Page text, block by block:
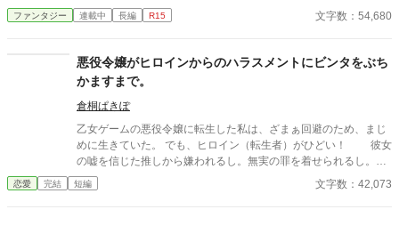
年の婚約者であった王太子のこの言葉に気を失った公爵令嬢・ロ
ザリンダ。 だが、次に目覚めた時のロザリンダの魂は別人だっ
識がショックのあまり永遠の眠りについてしまったことを知り、
「なぜロザリンダはこんなに努力してるのに周りはクズばっかり
なの？まかせてロザリンダ！きっちりお返ししてあげるから
ね！」 ＊思いつきでプロットなしで書き始めましたが結末は決め
ています。暗い展開の話を書いているとメンタルにもろに影響し
て生活に支障が出ることに気付きました。定期的に強気主人公を
暴れさせないと（？）書き続けるのは不可能なようなのでメンタ
ル状態に合わせて書けるものから書いていくことにします、ご了
承下さいm(_ _)m
ファンタジー 連載中 長編 R15 文字数：54,680
悪役令嬢がヒロインからのハラスメントにビンタをぶち
かますまで。
倉桐ぱきぽ
乙女ゲームの悪役令嬢に転生した私は、ざまぁ回避のため、まじ
めに生きていた。 でも、ヒロイン（転生者）がひどい！ 彼女
の嘘を信じた推しから嫌われるし。無実の罪を着せられるし。そ
のうえ「ちゃんと悪役やりなさい」⁉ シナリオ通りに進めたいヒ
ロインからのハラスメントは、もう、うんざり！ 私は私の望むま
恋愛 完結 短編 文字数：42,073